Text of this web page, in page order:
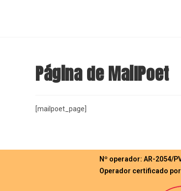
Página de MailPoet
[mailpoet_page]
Nº operador: AR-2054/
Operador certificado por